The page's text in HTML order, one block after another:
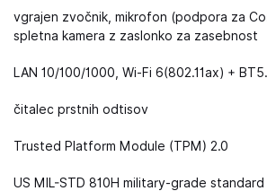
vgrajen zvočnik, mikrofon (podpora za
spletna kamera z zaslonko za zasebnost
LAN 10/100/1000, Wi-Fi 6(802.11ax) +
čitalec prstnih odtisov
Trusted Platform Module (TPM) 2.0
US MIL-STD 810H military-grade standard